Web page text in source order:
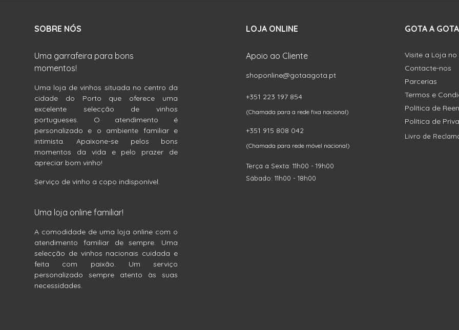
SOBRE NÓS
Uma garrafeira para bons
momentos!
Uma loja de vinhos situada no centro da
cidade do Porto que oferece uma
excelente selecção de vinhos
portugueses. O atendimento é
personalizado e o ambiente familiar e
intimista. Apaixone-se pelos bons
momentos da vida e pelo prazer de
apreciar bom vinho!
Serviço de vinho a copo indisponível.
Uma loja online familiar!
A comodidade de uma loja online com o
atendimento familiar de sempre. Uma
selecção de vinhos nacionais cuidada e
feita com paixão. Um serviço
personalizado sempre atento às suas
necessidades.
LOJA ONLINE
Apoio ao Cliente
shoponline@gotaagota.pt
+351 223 197 854
(Chamada para a rede fixa nacional)
+351 915 808 042
(Chamada para rede móvel nacional)
Terça a Sexta: 11h00 - 19h00
Sábado: 11h00 - 18h00
GOTA A
Visite a Loja
Contacte-nos
Parcerias
Termos e
Política de
Política de
Livro de